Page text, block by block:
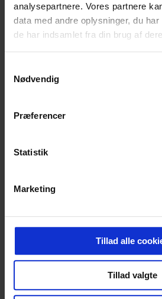
analysepartnere. Vores partnere
data med andre oplysninger, du
de har indsamlet fra din brug af
Nødvendig
Præferencer
Statistik
Marketing
Tillad alle
Tillad valgte